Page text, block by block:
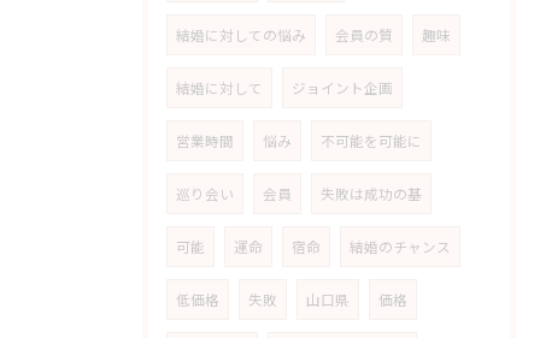
結婚に対しての悩み 会員の質 趣味
結婚に対して ジョイント企画
営業時間 悩み 不可能を可能に
巡り会い 会員 失敗は成功の基
可能 運命 宿命 結婚のチャンス
低価格 失敗 山口県 価格